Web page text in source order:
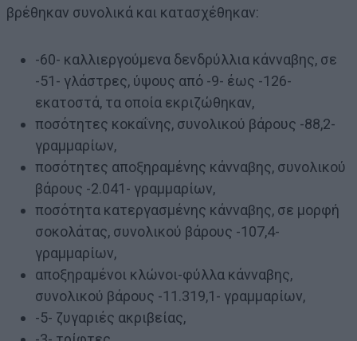
βρέθηκαν συνολικά και κατασχέθηκαν:
-60- καλλιεργούμενα δενδρύλλια κάνναβης, σε
-51- γλάστρες, ύψους από -9- έως -126-
εκατοστά, τα οποία εκριζώθηκαν,
ποσότητες κοκαΐνης, συνολικού βάρους -88,2-
γραμμαρίων,
ποσότητες αποξηραμένης κάνναβης, συνολικού
βάρους -2.041- γραμμαρίων,
ποσότητα κατεργασμένης κάνναβης, σε μορφή
σοκολάτας, συνολικού βάρους -107,4-
γραμμαρίων,
αποξηραμένοι κλώνοι-φύλλα κάνναβης,
συνολικού βάρους -11.319,1- γραμμαρίων,
-5- ζυγαριές ακριβείας,